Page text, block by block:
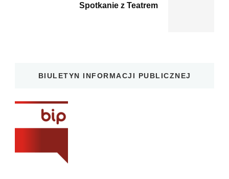
Spotkanie z Teatrem
BIULETYN INFORMACJI PUBLICZNEJ